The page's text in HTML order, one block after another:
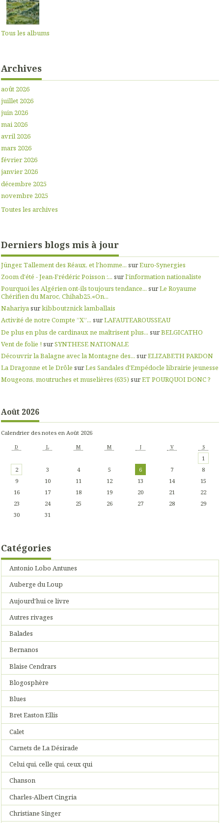
Tous les albums
Archives
août 2026
juillet 2026
juin 2026
mai 2026
avril 2026
mars 2026
février 2026
janvier 2026
décembre 2025
novembre 2025
Toutes les archives
Derniers blogs mis à jour
Jünger, Tallement des Réaux, et l'homme... surEuro-Synergies
Zoom d'été - Jean-Frédéric Poisson :... surl'information nationaliste
Pourquoi les Algérien ont-ils toujours tendance... surLe Royaume
Chérifien du Maroc, Chihab25.«On...
Nahariyasurkibboutznick lamballais
Activité de notre Compte ”X”... surLAFAUTEAROUSSEAU
De plus en plus de cardinaux ne maîtrisent plus... surBELGICATHO
Vent de folie ! surSYNTHESE NATIONALE
Découvrir la Balagne avec la Montagne des... surELIZABETH PARDON
La Dragonne et le Drôle surLes Sandales d'Empédocle librairie jeunesse
Mougeons, moutruches et muselières (635) surET POURQUOI DONC ?
Août 2026
Calendrier des notes en Août 2026
D L M M J V S
1
2
3 4 5 6 7
8
9
10 11 12 13 14
15
16
17 18 19 20 21
22
23
24 25 26 27 28
29
30
31
Catégories
Antonio Lobo Antunes
Auberge du Loup
Aujourd'hui ce livre
Autres rivages
Balades
Bernanos
Blaise Cendrars
Blogosphère
Blues
Bret Easton Ellis
Calet
Carnets de La Désirade
Celui qui, celle qui, ceux qui
Chanson
Charles-Albert Cingria
Christiane Singer